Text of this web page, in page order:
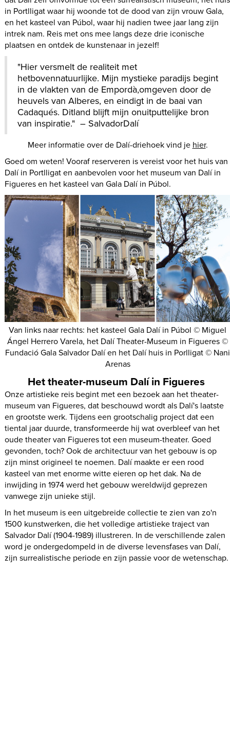
in Portlligat waar hij woonde tot de dood van zijn vrouw Gala,
en het kasteel van Púbol, waar hij nadien twee jaar lang zijn
intrek nam. Reis met ons mee langs deze drie iconische
plaatsen en ontdek de kunstenaar in jezelf!
"Hier versmelt de realiteit met
hetbovennatuurlijke. Mijn mystieke paradijs begint
in de vlakten van de Empordà,omgeven door de
heuvels van Alberes, en eindigt in de baai van
Cadaqués. Ditland blijft mijn onuitputtelijke bron
van inspiratie." – SalvadorDalí
Meer informatie over de Dalí-driehoek vind je hier.
Goed om weten! Vooraf reserveren is vereist voor het huis van
Dalí in Portlligat en aanbevolen voor het museum van Dalí in
Figueres en het kasteel van Gala Dalí in Púbol.
Van links naar rechts: het kasteel Gala Dalí in Púbol © Miguel
Ángel Herrero Varela, het Dalí Theater-Museum in Figueres ©
Fundació Gala Salvador Dalí en het Dalí huis in Porlligat © Nani
Arenas
Het theater-museum Dalí in Figueres
Onze artistieke reis begint met een bezoek aan het theater-
museum van Figueres, dat beschouwd wordt als Dalí's laatste
en grootste werk. Tijdens een grootschalig project dat een
tiental jaar duurde, transformeerde hij wat overbleef van het
oude theater van Figueres tot een museum-theater. Goed
gevonden, toch? Ook de architectuur van het gebouw is op
zijn minst origineel te noemen. Dalí maakte er een rood
kasteel van met enorme witte eieren op het dak. Na de
inwijding in 1974 werd het gebouw wereldwijd geprezen
vanwege zijn unieke stijl.
In het museum is een uitgebreide collectie te zien van zo'n
1500 kunstwerken, die het volledige artistieke traject van
Salvador Dalí (1904-1989) illustreren. In de verschillende zalen
word je ondergedompeld in de diverse levensfases van Dalí,
zijn surrealistische periode en zijn passie voor de wetenschap.